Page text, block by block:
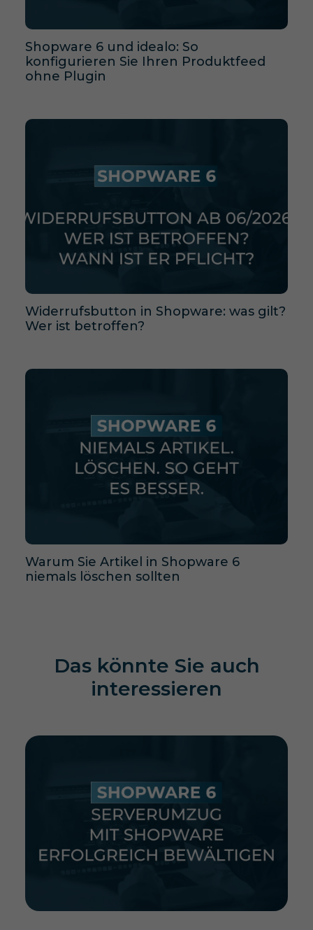
Shopware 6 und idealo: So
konfigurieren Sie Ihren Produktfeed
ohne Plugin
Widerrufsbutton in Shopware: was gilt?
Wer ist betroffen?
Warum Sie Artikel in Shopware 6
niemals löschen sollten
Das könnte Sie auch
interessieren